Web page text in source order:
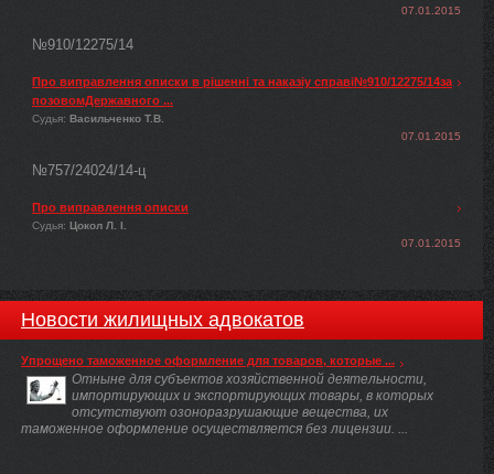
07.01.2015
№910/12275/14
Про виправлення описки в рішенні та наказіу справі№910/12275/14за
позовомДержавного ...
Судья: Васильченко Т.В.
07.01.2015
№757/24024/14-ц
Про виправлення описки
Судья: Цокол Л. І.
07.01.2015
Новости жилищных адвокатов
Упрощено таможенное оформление для товаров, которые ...
Отныне для субъектов хозяйственной деятельности,
импортирующих и экспортирующих товары, в которых
отсутствуют озоноразрушающие вещества, их
таможенное оформление осуществляется без лицензии. ...